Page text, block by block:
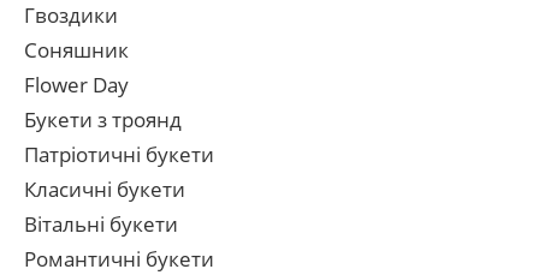
Гвоздики
Соняшник
Flower Day
Букети з троянд
Патріотичні букети
Класичні букети
Вітальні букети
Романтичні букети